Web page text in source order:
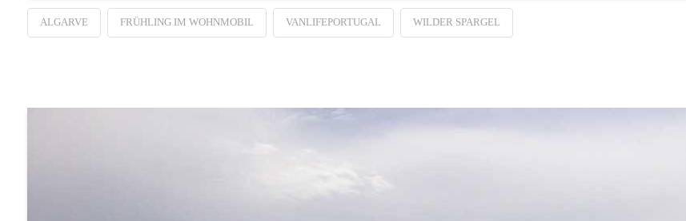
ALGARVE FRÜHLING IM WOHNMOBIL VANLIFEPORTUGAL WILDER SPARGEL